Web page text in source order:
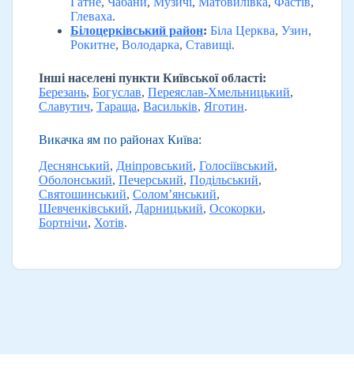
Глеваха.
Білоцерківський район: Біла Церква, Узин,
Рокитне, Володарка, Ставищі.
Інші населені пункти Київської області:
Березань, Богуслав, Переяслав-Хмельницький,
Славутич, Тараща, Васильків, Яготин.
Викачка ям по районах Київа:
Деснянський, Дніпровський, Голосіївський,
Оболонський, Печерський, Подільський,
Святошинський, Солом’янський,
Шевченківський, Дарницький, Осокорки,
Бортнічи, Хотів.